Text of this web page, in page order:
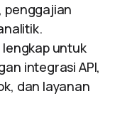
penggajian
lengkap untuk
integrasi API,
dan layanan